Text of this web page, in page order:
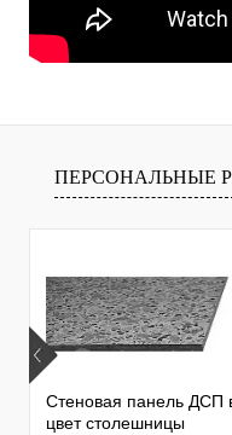
ПЕРСОНАЛЬНЫЕ
Стеновая панель ДСП
цвет столешницы